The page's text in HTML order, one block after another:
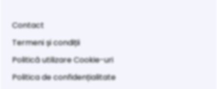
Contact
Termeni și condiții
Politică utilizare Cookie-uri
Politica de confidențialitate